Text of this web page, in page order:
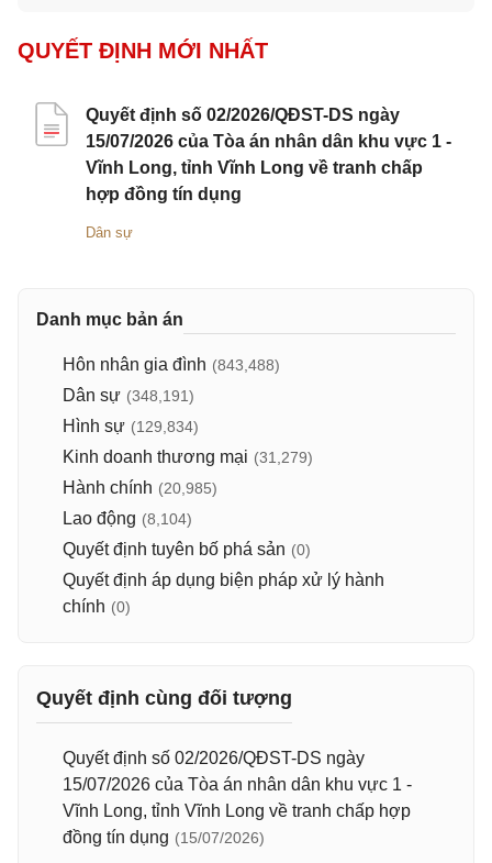
QUYẾT ĐỊNH MỚI NHẤT
Quyết định số 02/2026/QĐST-DS ngày
15/07/2026 của Tòa án nhân dân khu vực 1 -
Vĩnh Long, tỉnh Vĩnh Long về tranh chấp
hợp đồng tín dụng
Dân sự
Danh mục bản án
Hôn nhân gia đình (843,488)
Dân sự (348,191)
Hình sự (129,834)
Kinh doanh thương mại (31,279)
Hành chính (20,985)
Lao động (8,104)
Quyết định tuyên bố phá sản (0)
Quyết định áp dụng biện pháp xử lý hành
chính (0)
Quyết định cùng đối tượng
Quyết định số 02/2026/QĐST-DS ngày
15/07/2026 của Tòa án nhân dân khu vực 1 -
Vĩnh Long, tỉnh Vĩnh Long về tranh chấp hợp
đồng tín dụng (15/07/2026)